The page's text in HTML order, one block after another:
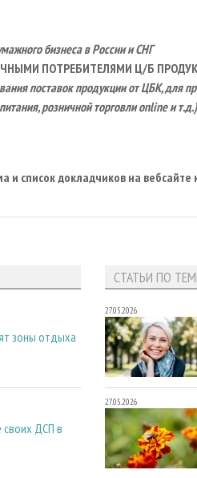
бизнеса в России и СНГ
ПОТРЕБИТЕЛЯМИ Ц/Б
поставок продукции от ЦБК, для
розничной торговли online и т.д.)
список докладчиков на
зоны отдыха
своих ДСП в
СТАТЬИ ПО
27.05.2026
27.05.2026